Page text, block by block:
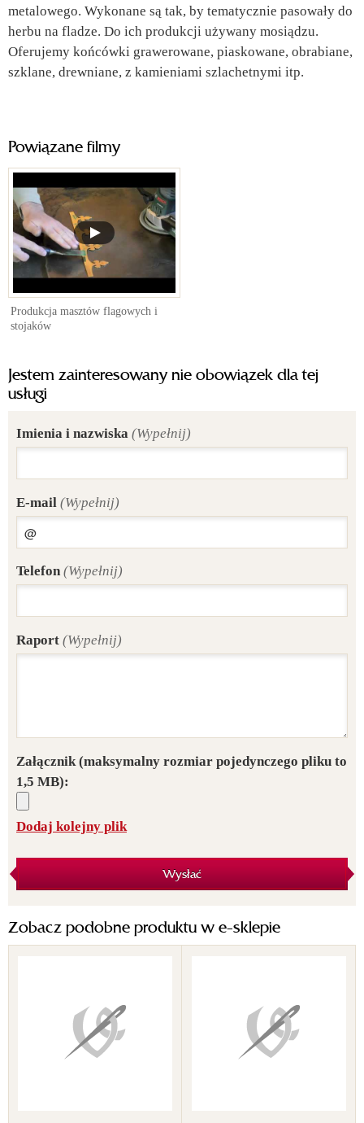
metalowego. Wykonane są tak, by tematycznie pasowały do
herbu na fladze. Do ich produkcji używany mosiądzu.
Oferujemy końcówki grawerowane, piaskowane, obrabiane,
szklane, drewniane, z kamieniami szlachetnymi itp.
Powiązane filmy
Produkcja masztów flagowych i
stojaków
Jestem zainteresowany nie obowiązek dla tej
usługi
Imienia i nazwiska (Wypełnij)
E-mail (Wypełnij)
Telefon (Wypełnij)
Raport (Wypełnij)
Załącznik(maksymalny rozmiar pojedynczego pliku to
1,5 MB):
Dodaj kolejny plik
Wysłać
Zobacz podobne produktu w e-sklepie